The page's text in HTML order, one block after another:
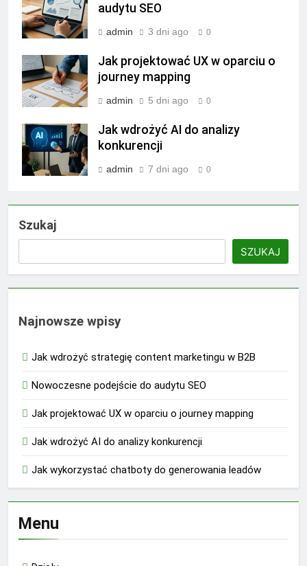
audytu SEO
admin 3 dni ago 0
Jak projektować UX w oparciu o
journey mapping
admin 5 dni ago 0
Jak wdrożyć AI do analizy
konkurencji
admin 7 dni ago 0
Szukaj
SZUKAJ
Najnowsze wpisy
Jak wdrożyć strategię content marketingu w B2B
Nowoczesne podejście do audytu SEO
Jak projektować UX w oparciu o journey mapping
Jak wdrożyć AI do analizy konkurencji
Jak wykorzystać chatboty do generowania leadów
Menu